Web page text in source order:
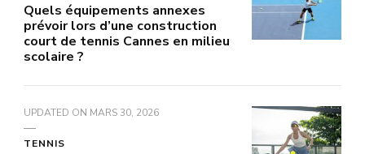
Quels équipements annexes
prévoir lors d’une construction
court de tennis Cannes en milieu
scolaire ?
UPDATED ON MARS 30, 2026
TENNIS